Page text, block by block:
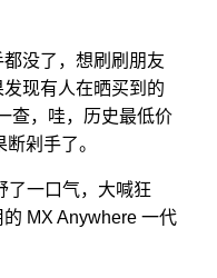
没了，想刷刷朋友
现有人在晒买到的
查，哇，历史最低价
剁手了。
了一口气，大喊狂
MX Anywhere 一代